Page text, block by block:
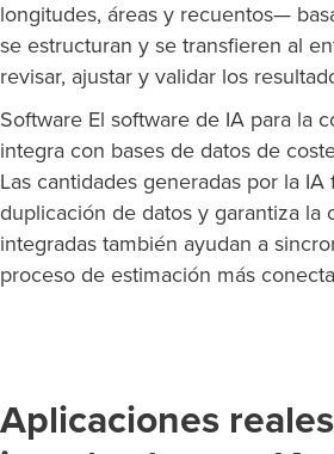
longitudes, áreas y recuentos—
se estructuran y se transfieren al
revisar, ajustar y validar los
Software El software de IA para la
integra con bases de datos de
Las cantidades generadas por la
duplicación de datos y garantiza la
integradas también ayudan a
proceso de estimación más
Aplicaciones